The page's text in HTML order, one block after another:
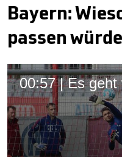
Bayern:
passen würde